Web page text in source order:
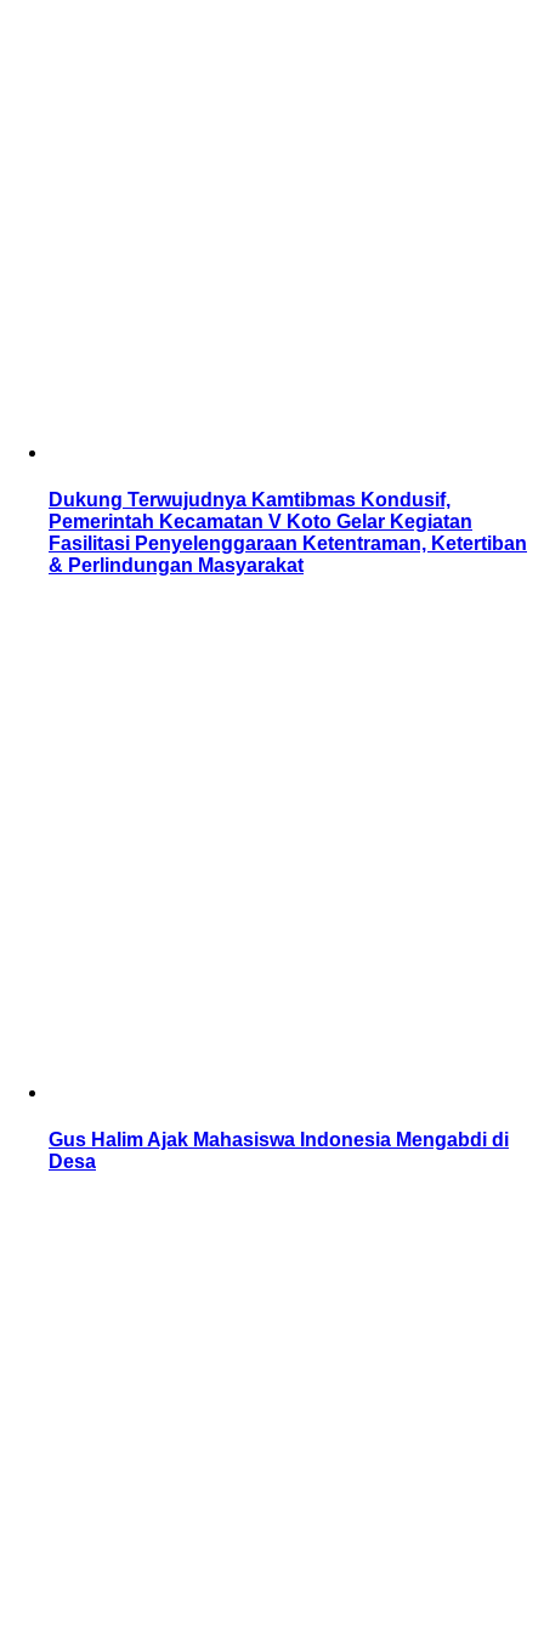
Dukung Terwujudnya Kamtibmas Kondusif,
Pemerintah Kecamatan V Koto Gelar Kegiatan
Fasilitasi Penyelenggaraan Ketentraman, Ketertiban
& Perlindungan Masyarakat
Gus Halim Ajak Mahasiswa Indonesia Mengabdi di
Desa